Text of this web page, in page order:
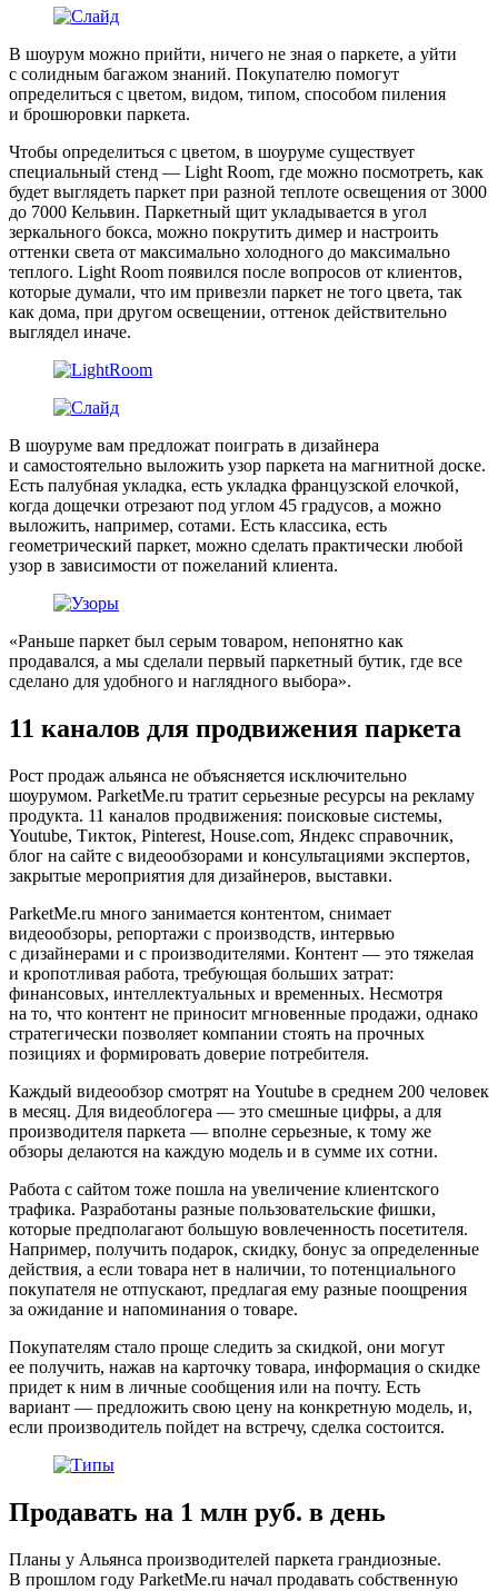
В шоурум можно прийти, ничего не зная о паркете, а уйти
с солидным багажом знаний. Покупателю помогут
определиться с цветом, видом, типом, способом пиления
и брошюровки паркета.
Чтобы определиться с цветом, в шоуруме существует
специальный стенд — Light Room, где можно посмотреть, как
будет выглядеть паркет при разной теплоте освещения от 3000
до 7000 Кельвин. Паркетный щит укладывается в угол
зеркального бокса, можно покрутить димер и настроить
оттенки света от максимально холодного до максимально
теплого. Light Room появился после вопросов от клиентов,
которые думали, что им привезли паркет не того цвета, так
как дома, при другом освещении, оттенок действительно
выглядел иначе.
В шоуруме вам предложат поиграть в дизайнера
и самостоятельно выложить узор паркета на магнитной доске.
Есть палубная укладка, есть укладка французской елочкой,
когда дощечки отрезают под углом 45 градусов, а можно
выложить, например, сотами. Есть классика, есть
геометрический паркет, можно сделать практически любой
узор в зависимости от пожеланий клиента.
«Раньше паркет был серым товаром, непонятно как
продавался, а мы сделали первый паркетный бутик, где все
сделано для удобного и наглядного выбора».
11 каналов для продвижения паркета
Рост продаж альянса не объясняется исключительно
шоурумом. ParketMe.ru тратит серьезные ресурсы на рекламу
продукта. 11 каналов продвижения: поисковые системы,
Youtube, Тикток, Pinterest, House.com, Яндекс справочник,
блог на сайте с видеообзорами и консультациями экспертов,
закрытые мероприятия для дизайнеров, выставки.
ParketMe.ru много занимается контентом, снимает
видеообзоры, репортажи с производств, интервью
с дизайнерами и с производителями. Контент — это тяжелая
и кропотливая работа, требующая больших затрат:
финансовых, интеллектуальных и временных. Несмотря
на то, что контент не приносит мгновенные продажи, однако
стратегически позволяет компании стоять на прочных
позициях и формировать доверие потребителя.
Каждый видеообзор смотрят на Youtube в среднем 200 человек
в месяц. Для видеоблогера — это смешные цифры, а для
производителя паркета — вполне серьезные, к тому же
обзоры делаются на каждую модель и в сумме их сотни.
Работа с сайтом тоже пошла на увеличение клиентского
трафика. Разработаны разные пользовательские фишки,
которые предполагают большую вовлеченность посетителя.
Например, получить подарок, скидку, бонус за определенные
действия, а если товара нет в наличии, то потенциального
покупателя не отпускают, предлагая ему разные поощрения
за ожидание и напоминания о товаре.
Покупателям стало проще следить за скидкой, они могут
ее получить, нажав на карточку товара, информация о скидке
придет к ним в личные сообщения или на почту. Есть
вариант — предложить свою цену на конкретную модель, и,
если производитель пойдет на встречу, сделка состоится.
Продавать на 1 млн руб. в день
Планы у Альянса производителей паркета грандиозные.
В прошлом году ParketMe.ru начал продавать собственную